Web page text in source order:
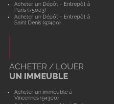
Acheter un Dépôt - Entrepôt à
Paris (75003)
Acheter un Dépôt - Entrepôt à
Saint Denis (97400)
ACHETER / LOUER
UN IMMEUBLE
Acheter un immeuble à
Vincennes (94300)